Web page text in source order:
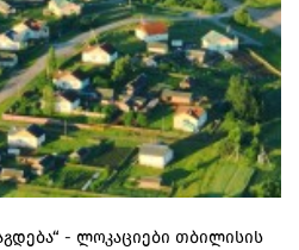
- ლოკაციები თბილისის